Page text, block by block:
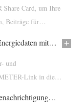
Simulation
PV-Systeme
Share Card, um Ihre
Beiträge für
Senden Sie Home-Assistant-Energiedaten mit IAMMETER-Link in die Cloud
und
Link in die
und Solaranalyse
IAMMETER fügt WeChat-Benachrichtigungen hinzu